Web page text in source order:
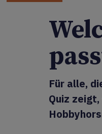
Für alle,
Quiz